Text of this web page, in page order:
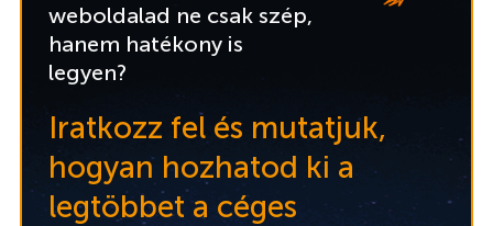
weboldalad ne csak szép,
hanem hatékony is
legyen?
Iratkozz fel és mutatjuk,
hogyan hozhatod ki a
legtöbbet a céges